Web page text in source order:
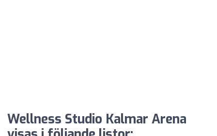
Wellness Studio Kalmar Arena